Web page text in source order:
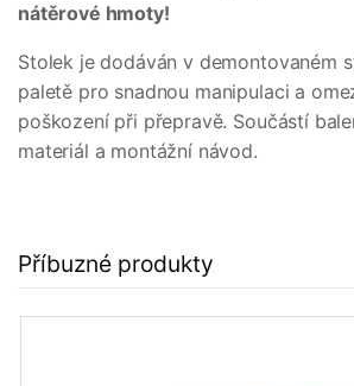
nátěrové hmoty!
Stolek je dodáván v demontovaném
paletě pro snadnou manipulaci a
poškození při přepravě. Součástí
materiál a montážní návod.
Příbuzné produkty